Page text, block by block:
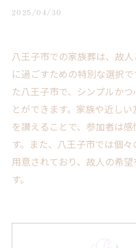
2025/04/30
八王子市での家族葬は、故
に過ごすための特別な選択
た八王子市で、シンプルか
とができます。家族や近し
を讃えることで、参加者は
す。また、八王子市では個
用意されており、故人の希
す。